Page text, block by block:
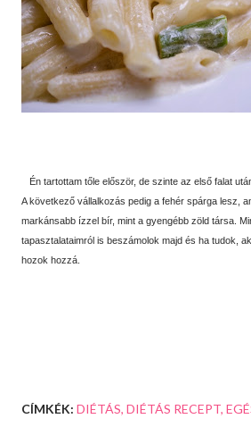
Én tartottam tőle először, de szinte az első falat
A következő vállalkozás pedig a fehér spárga lesz,
markánsabb ízzel bír, mint a gyengébb zöld társa.
tapasztalataimról is beszámolok majd és ha tudok,
hozok hozzá.
CÍMKÉK: DIÉTÁS DIÉTÁS RECEPT